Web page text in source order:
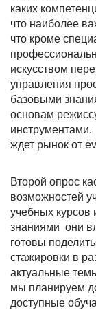
каких
что наиболее
что кроме
искусством
управления
базовыми
основам
инструментами.
ждет рынок от
Второй опрос
возможностей
учебных курсов
знаниями они
готовы
стажировки в
актуальные
мы планируем
доступные